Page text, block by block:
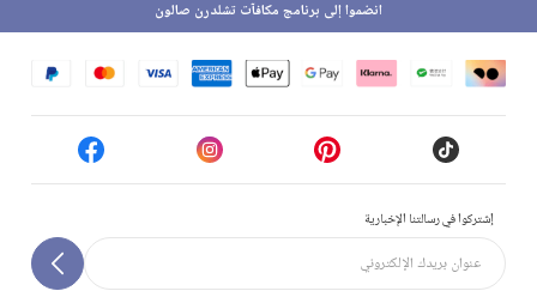
إشتركوا في رسالتنا الإخبارية
انضموا إلى برنامج مكافآت تشلدرن صالون